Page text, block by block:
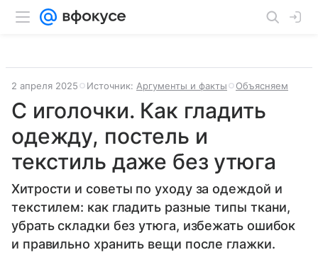
2 апреля 2025 Источник: Аргументы и факты Объясняем
С иголочки. Как гладить
одежду, постель и
текстиль даже без утюга
Хитрости и советы по уходу за одеждой и
текстилем: как гладить разные типы ткани,
убрать складки без утюга, избежать ошибок
и правильно хранить вещи после глажки.